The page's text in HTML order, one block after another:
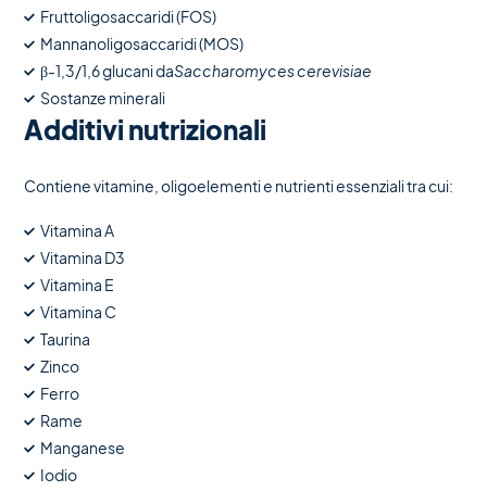
Fruttoligosaccaridi (FOS)
Mannanoligosaccaridi (MOS)
β-1,3/1,6 glucani daSaccharomyces cerevisiae
Sostanze minerali
Additivi nutrizionali
Contiene vitamine, oligoelementi e nutrienti essenziali tra cui:
Vitamina A
Vitamina D3
Vitamina E
Vitamina C
Taurina
Zinco
Ferro
Rame
Manganese
Iodio